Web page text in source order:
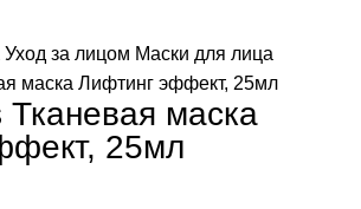
Уход за лицом Маски для лица
маска Лифтинг эффект, 25мл
Тканевая маска
25мл